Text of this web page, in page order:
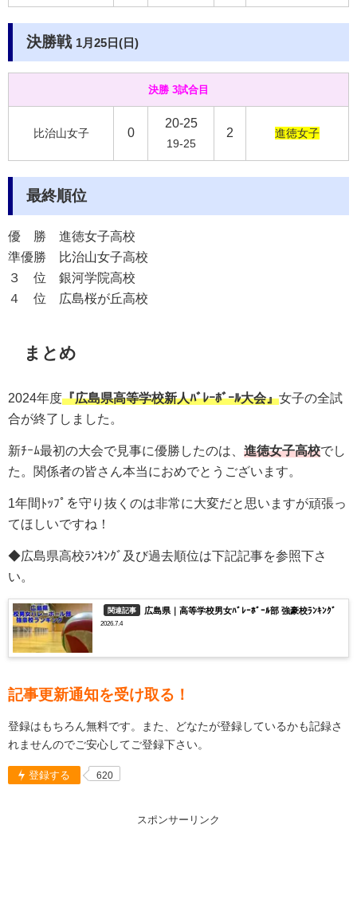
決勝戦 1月25日(日)
決勝 3試合目
比治山女子 0
20-25
19-25
2 進徳女子
最終順位
優 勝 進徳女子高校
準優勝
比治山女子高校
３ 位 銀河学院高校
４ 位
広島桜が丘高校
まとめ
2024年度『広島県高等学校新人ﾊﾞﾚｰﾎﾞｰﾙ大会』女子の全試
合が終了しました。
新ﾁｰﾑ最初の大会で見事に優勝したのは、 進徳女子高校でし
た。関係者の皆さん本当におめでとうございます。
1年間ﾄｯﾌﾟを守り抜くのは非常に大変だと思いますが頑張っ
てほしいですね！
◆広島県高校ﾗﾝｷﾝｸﾞ及び過去順位は下記記事を参照下さ
い。
関連記事 広島県｜高等学校男女ﾊﾞﾚｰﾎﾞｰﾙ部 強豪校ﾗﾝｷﾝｸﾞ
2026.7.4
記事更新通知を受け取る！
登録はもちろん無料です。また、どなたが登録しているかも記録さ
れませんのでご安心してご登録下さい。
登録する 620
スポンサーリンク